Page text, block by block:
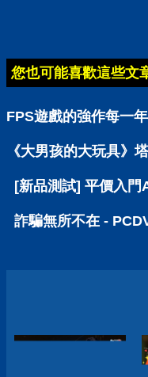
您也可能喜歡這些文
FPS遊戲的強作每一
《大男孩的大玩具》
[新品測試] 平價入
詐騙無所不在 -